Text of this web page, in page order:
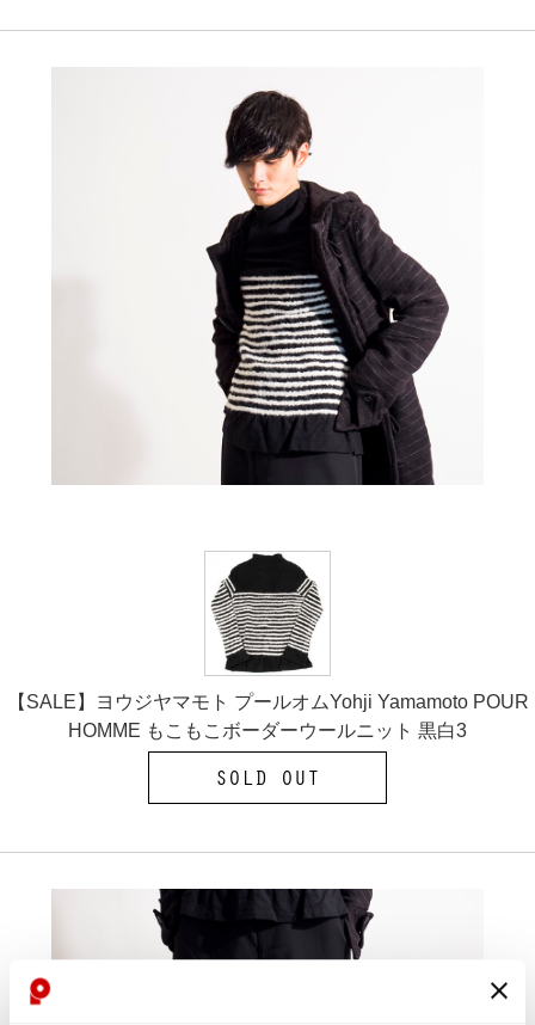
【SALE】ヨウジヤマモト プールオムYohji Yamamoto POUR
HOMME もこもこボーダーウールニット 黒白3
SOLD OUT